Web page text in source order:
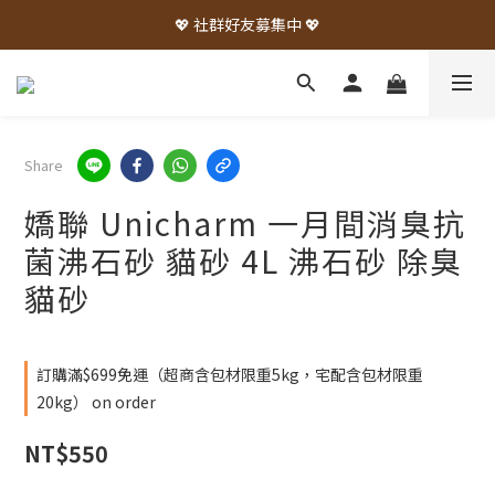
💖 社群好友募集中 💖
Share
嬌聯 Unicharm 一月間消臭抗
菌沸石砂 貓砂 4L 沸石砂 除臭
貓砂
訂購滿$699免運（超商含包材限重5kg，宅配含包材限重
20kg） on order
NT$550